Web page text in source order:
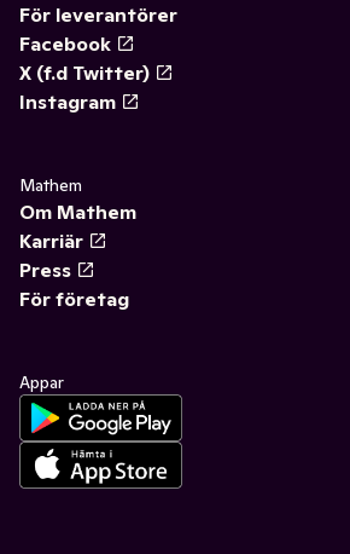
För leverantörer
Facebook
X (f.d Twitter)
Instagram
Mathem
Om Mathem
Karriär
Press
För företag
Appar